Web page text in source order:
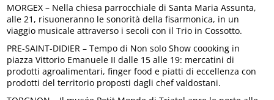
MORGEX – Nella chiesa parrocchiale di Santa Maria Assunta,
alle 21, risuoneranno le sonorità della fisarmonica, in un
viaggio musicale attraverso i secoli con il Trio in Cossotto.
PRE-SAINT-DIDIER – Tempo di Non solo Show coooking in
piazza Vittorio Emanuele II dalle 15 alle 19: mercatini di
prodotti agroalimentari, finger food e piatti di eccellenza con
prodotti del territorio proposti dagli chef valdostani.